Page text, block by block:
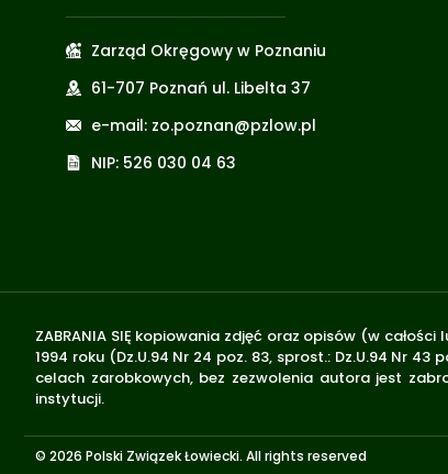
Zarząd Okręgowy w Poznaniu
61-707 Poznań ul. Libelta 37
e-mail: zo.poznan@pzlow.pl
NIP: 526 030 04 63
ZABRANIA SIĘ kopiowania zdjęć oraz opisów (w
1994 roku (Dz.U.94 Nr 24 poz. 83, sprost.: Dz.U.94 Nr
celach zarobkowych, bez zezwolenia autora jest
instytucji.
© 2026 Polski Związek Łowiecki. All rights reserved